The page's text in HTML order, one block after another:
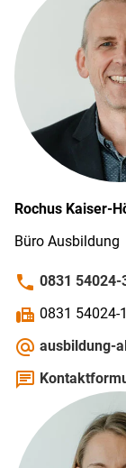
Rochus Kaiser-
Büro Ausbildung
phone 0831 54024-
fax 0831 54024-
alternate_email ausbildung-
chat